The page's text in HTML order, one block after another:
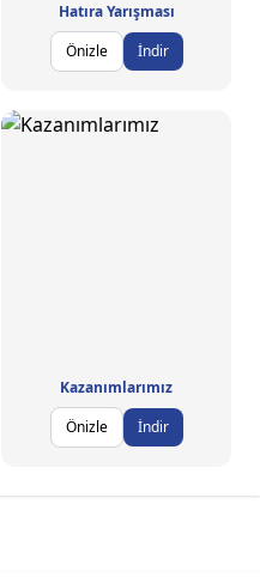
Hatıra Yarışması
Önizle
İndir
Kazanımlarımız
Önizle
İndir